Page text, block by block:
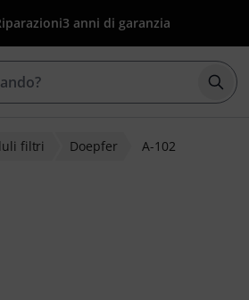
3 anni di garanzia
filtri Doepfer A-102